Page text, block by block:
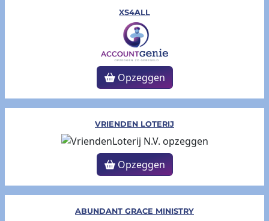
XS4ALL
Opzeggen
VRIENDEN LOTERIJ
Opzeggen
ABUNDANT GRACE MINISTRY